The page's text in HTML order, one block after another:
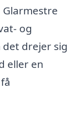
og
drejer sig
eller en